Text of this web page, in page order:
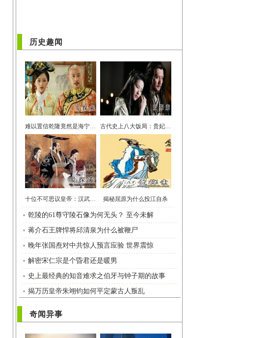
历史趣闻
难以置信乾隆竟然是海宁陈家的儿子？ 古代史上八大饭局：贵妃醉酒最香艳！
十位不可思议皇帝：汉武帝竟诛自己三族 揭秘屈原为什么投江自杀
乾陵的61尊守陵石像为何无头？ 至今未解
蒋介石王牌悍将邱清泉为什么被鞭尸
晚年张国焘对中共惊人预言应验 世界震惊
解密宋仁宗是个昏君还是暖男
史上最经典的知音难求之伯牙与钟子期的故事
揭万历皇帝朱翊钧如何平定蒙古人叛乱
奇闻异事